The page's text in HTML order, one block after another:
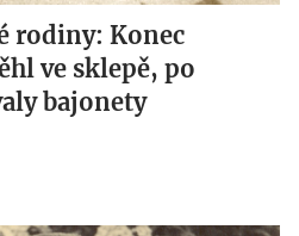
rodiny: Konec
ve sklepě, po
bajonety